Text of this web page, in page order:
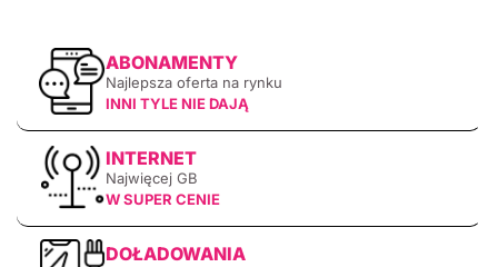
ABONAMENTY
Najlepsza oferta na rynku
INNI TYLE NIE DAJĄ
INTERNET
Najwięcej GB
W SUPER CENIE
DOŁADOWANIA